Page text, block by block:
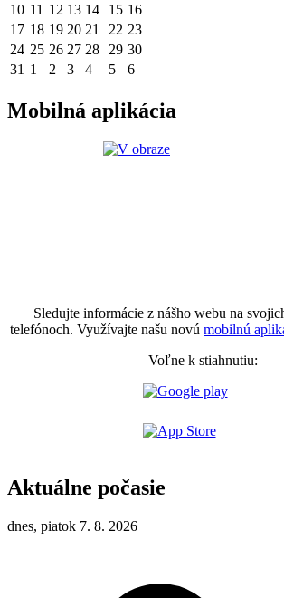
10 11 12 13 14 15 16
17 18 19 20 21 22 23
24 25 26 27 28 29 30
31 1 2 3 4 5 6
Mobilná aplikácia
Sledujte informácie z nášho webu na
telefónoch. Využívajte našu novú mobilnú
Voľne k stiahnutiu:
Aktuálne počasie
dnes, piatok 7. 8. 2026